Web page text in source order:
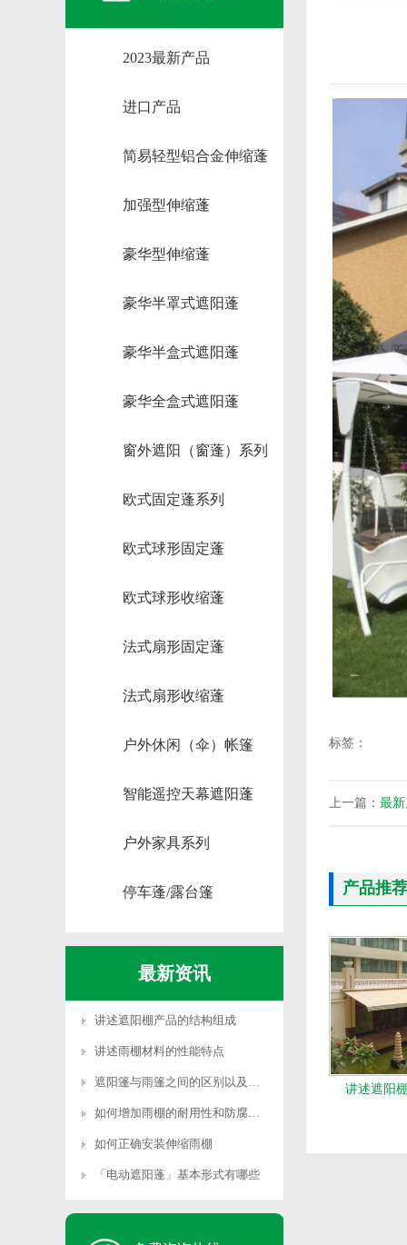
2023最新产品
进口产品
简易轻型铝合金伸缩蓬
加强型伸缩蓬
豪华型伸缩蓬
豪华半罩式遮阳蓬
豪华半盒式遮阳蓬
豪华全盒式遮阳蓬
窗外遮阳（窗蓬）系列
欧式固定蓬系列
欧式球形固定蓬
欧式球形收缩蓬
法式扇形固定蓬
法式扇形收缩蓬
户外休闲（伞）帐篷
智能遥控天幕遮阳蓬
户外家具系列
停车蓬/露台篷
最新资讯
讲述遮阳棚产品的结构组成
讲述雨棚材料的性能特点
遮阳篷与雨篷之间的区别以及遮阳篷产品分类及
如何增加雨棚的耐用性和防腐能力
如何正确安装伸缩雨棚
「电动遮阳蓬」基本形式有哪些
标签：
上一篇： 最
产品推荐
讲述遮阳